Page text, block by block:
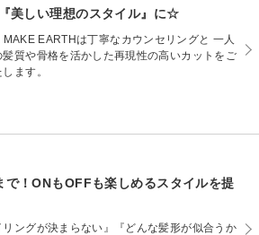
美しい理想のスタイル』に☆
MAKE EARTHは丁寧なカウンセリングと 一人
髪質や骨格を活かした再現性の高いカットをご
ます。
で！ONもOFFも楽しめるスタイルを提
リングが決まらない』『どんな髪形が似合うか